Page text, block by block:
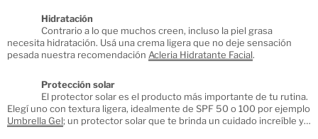
piel, producto ideal para pieles secas.
Hidratación
Contrario a lo que muchos creen, incluso la piel grasa
necesita hidratación. Usá una crema ligera que no deje sensación
pesada nuestra recomendación Acleria Hidratante Facial.
Protección solar
El protector solar es el producto más importante de tu rutina.
Elegí uno con textura ligera, idealmente de SPF 50 o 100 por ejemplo
Umbrella Gel; un protector solar que te brinda un cuidado increíble y